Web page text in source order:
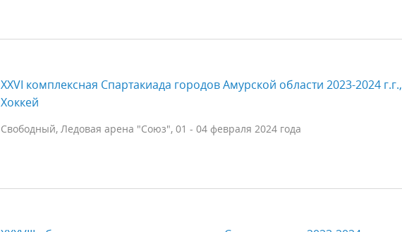
XXVI комплексная Спартакиада городов Амурской области 2023-2024 г.г.,
Хоккей
Свободный, Ледовая арена "Союз", 01 - 04 февраля 2024 года